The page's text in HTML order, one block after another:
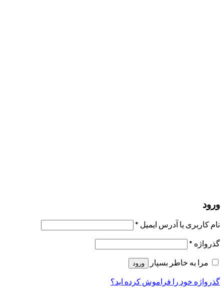
ورود
نام کاربری یا آدرس ایمیل *
گذرواژه *
مرا به خاطر بسپار
ورود
گذرواژه خود را فراموش کرده اید؟